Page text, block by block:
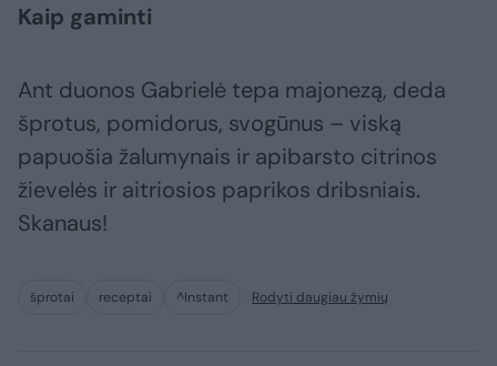
Kaip gaminti
Ant duonos Gabrielė tepa majonezą, deda
šprotus, pomidorus, svogūnus – viską
papuošia žalumynais ir apibarsto citrinos
žievelės ir aitriosios paprikos dribsniais.
Skanaus!
šprotai receptai ^Instant Rodyti daugiau žymių